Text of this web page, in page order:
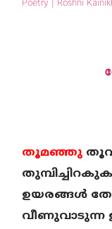
Poetry | Roshni
തൂമഞ്ഞു
ഉയരങ്ങൾ
വീണുവാടുന്ന